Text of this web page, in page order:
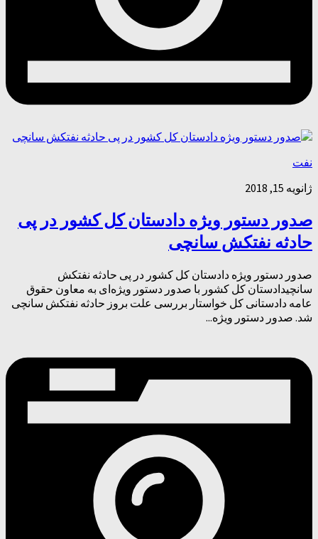
نفت
ژانویه 15, 2018
صدور دستور ویژه دادستان کل کشور در پی
حادثه نفتکش سانچی
صدور دستور ویژه دادستان کل کشور در پی حادثه نفتکش
سانچیدادستان کل کشور با صدور دستور ویژه‌ای به معاون حقوق
عامه دادستانی کل خواستار بررسی علت بروز حادثه نفتکش سانچی
شد. صدور دستور ویژه...